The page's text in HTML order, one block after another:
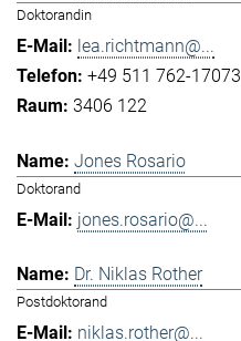
Doktorandin
lea.richtmann@...
+49 511 762-17073
3406 122
Jones Rosario
Doktorand
jones.rosario@...
Dr. Niklas Rother
Postdoktorand
niklas.rother@...